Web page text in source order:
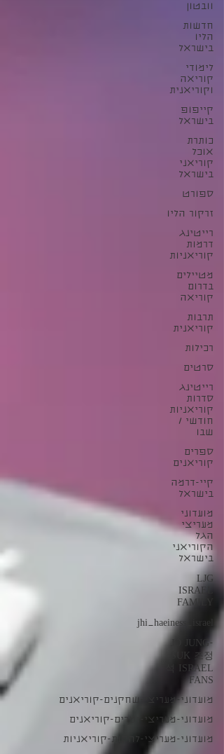
וובטון
חדשות
הליו
בישראל
לימודי
קוריאה
וקוריאנית
קייפופ
בישראל
כותרת
אוכל
קוריאני
בישראל
ספורט
זרקור הליו
רייטינג
דרמות
קוריאניות
מטיילים
בדרום
קוריאה
תרבות
קוריאנית
רכילות
סרטים
רייטינג
סדרות
קוריאניות
חודשי /
שבו
ספרים
קוריאנים
קיי-דרמה
בישראל
מועדוני
מעריצי
הגל
הקוריאני
בישראל
LJG
ISRAEL
FAMILY
jhi_haeiness_israel
JO JUNG-
SUK 조정
석 ISRAEL
FANS
מועדוני-מעריצי-שחקנים-קוריאנים
מועדוני-מעריצי-זמרים-קוריאנים
מועדוני-מעריצי-להקות-קוריאניות